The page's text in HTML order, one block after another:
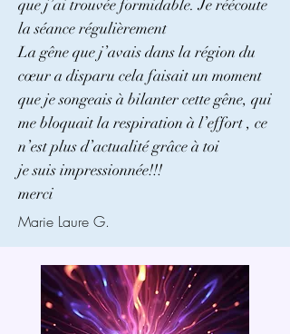
que j’ai trouvée formidable. Je réécoute
la séance régulièrement
La gêne que j’avais dans la région du
cœur a disparu cela faisait un moment
que je songeais à bilanter cette gêne, qui
me bloquait la respiration à l’effort , ce
n’est plus d’actualité grâce à toi
je suis impressionnée!!!
merci
Marie Laure G.